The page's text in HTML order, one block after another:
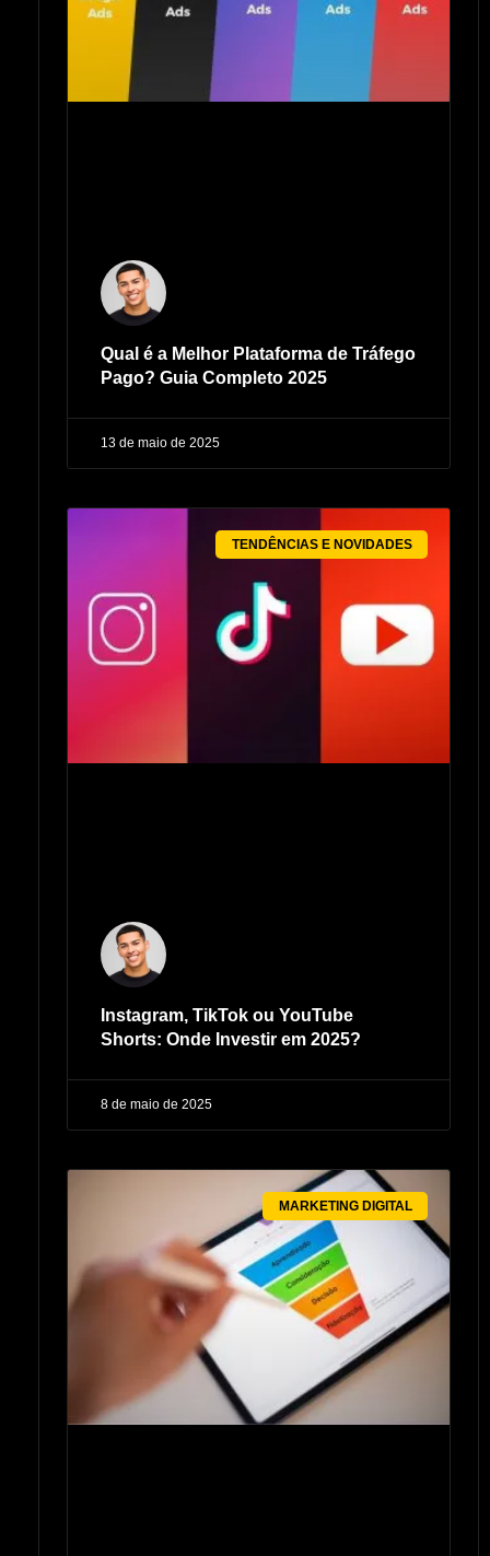
Qual é a Melhor Plataforma de Tráfego
Pago? Guia Completo 2025
13 de maio de 2025
TENDÊNCIAS E NOVIDADES
Instagram, TikTok ou YouTube
Shorts: Onde Investir em 2025?
8 de maio de 2025
MARKETING DIGITAL